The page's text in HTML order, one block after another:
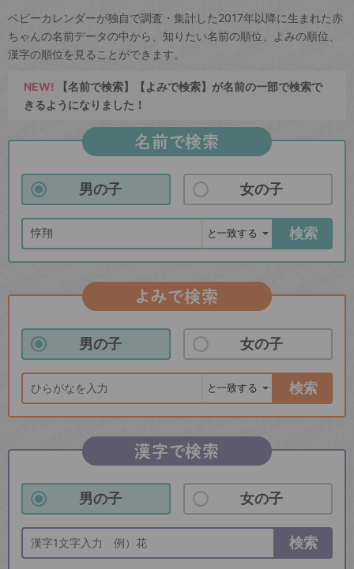
ベビーカレンダーが独自で調査・集計した2017年以降に生まれた赤
ちゃんの名前データの中から、知りたい名前の順位、よみの順位、
漢字の順位を見ることができます。
NEW! 【名前で検索】【よみで検索】が名前の一部で検索で
きるようになりました！
名前で検索
男の子 女の子
検索
よみで検索
男の子 女の子
検索
漢字で検索
男の子 女の子
検索